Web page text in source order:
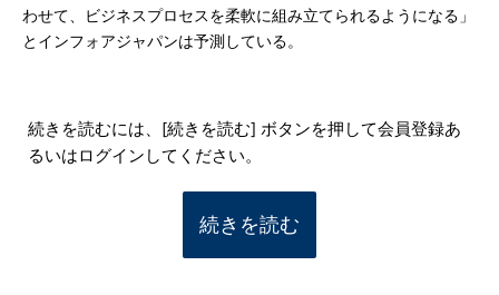
わせて、ビジネスプロセスを柔軟に組み立てられるようになる」
とインフォアジャパンは予測している。
続きを読むには、[続きを読む] ボタンを押して会員登録あ
るいはログインしてください。
続きを読む